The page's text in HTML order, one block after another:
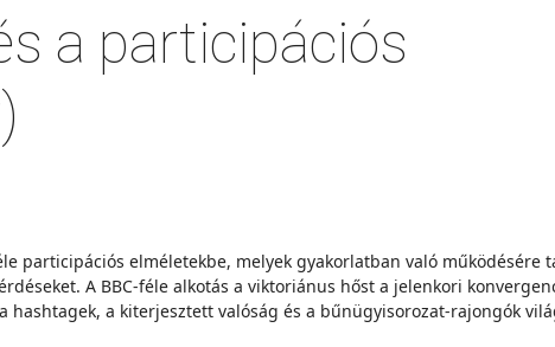
a participációs
participációs elméletekbe, melyek gyakorlatban való működésére
A BBC-féle alkotás a viktoriánus hőst a jelenkori
a kiterjesztett valóság és a bűnügyisorozat-rajongók